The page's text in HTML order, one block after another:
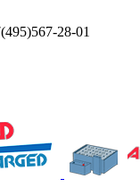
28-01